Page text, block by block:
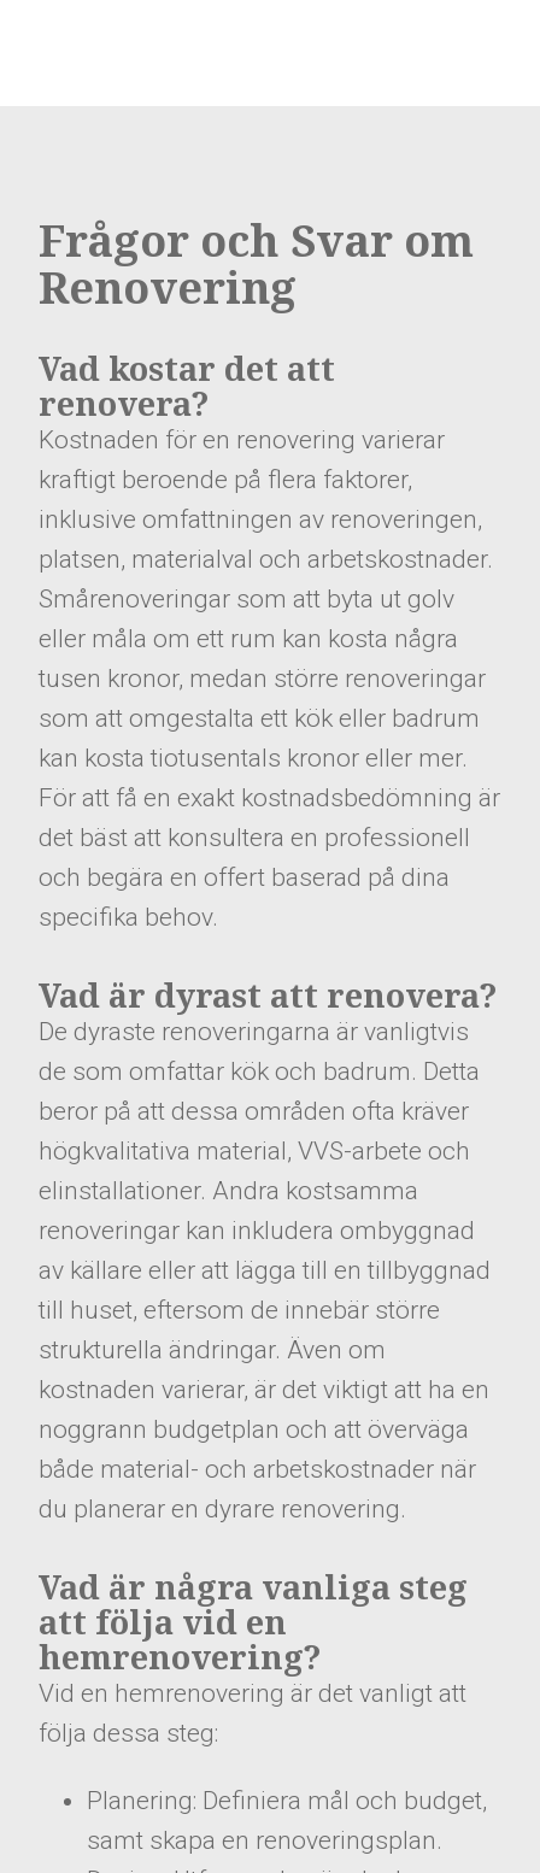
Frågor och Svar om
Renovering
Vad kostar det att
renovera?
Kostnaden för en renovering varierar
kraftigt beroende på flera faktorer,
inklusive omfattningen av renoveringen,
platsen, materialval och arbetskostnader.
Smårenoveringar som att byta ut golv
eller måla om ett rum kan kosta några
tusen kronor, medan större renoveringar
som att omgestalta ett kök eller badrum
kan kosta tiotusentals kronor eller mer.
För att få en exakt kostnadsbedömning är
det bäst att konsultera en professionell
och begära en offert baserad på dina
specifika behov.
Vad är dyrast att renovera?
De dyraste renoveringarna är vanligtvis
de som omfattar kök och badrum. Detta
beror på att dessa områden ofta kräver
högkvalitativa material, VVS-arbete och
elinstallationer. Andra kostsamma
renoveringar kan inkludera ombyggnad
av källare eller att lägga till en tillbyggnad
till huset, eftersom de innebär större
strukturella ändringar. Även om
kostnaden varierar, är det viktigt att ha en
noggrann budgetplan och att överväga
både material- och arbetskostnader när
du planerar en dyrare renovering.
Vad är några vanliga steg
att följa vid en
hemrenovering?
Vid en hemrenovering är det vanligt att
följa dessa steg:
Planering: Definiera mål och budget,
samt skapa en renoveringsplan.